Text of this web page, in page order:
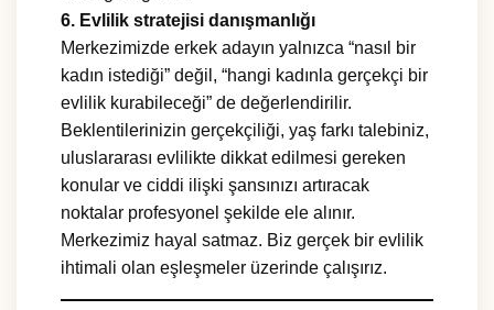
6. Evlilik stratejisi danışmanlığı
Merkezimizde erkek adayın yalnızca “nasıl bir
kadın istediği” değil, “hangi kadınla gerçekçi bir
evlilik kurabileceği” de değerlendirilir.
Beklentilerinizin gerçekçiliği, yaş farkı talebiniz,
uluslararası evlilikte dikkat edilmesi gereken
konular ve ciddi ilişki şansınızı artıracak
noktalar profesyonel şekilde ele alınır.
Merkezimiz hayal satmaz. Biz gerçek bir evlilik
ihtimali olan eşleşmeler üzerinde çalışırız.